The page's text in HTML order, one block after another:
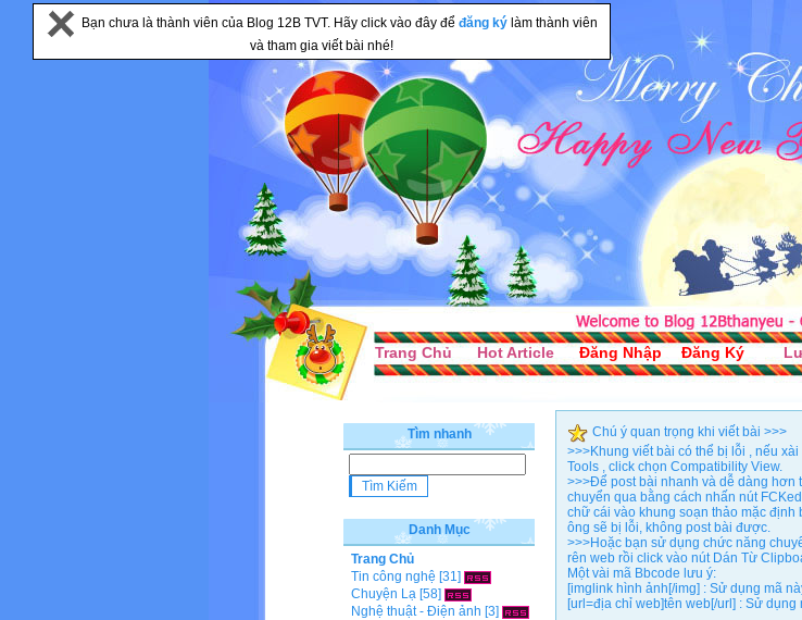
Bạn chưa là thành viên của Blog 12B TVT. Hãy click vào đây để đăng ký làm thành viên
và tham gia viết bài nhé!
Trang Chủ Hot Article Đăng Nhập Đăng Ký
Chú ý quan trọng khi viết bài >>>
>>>Khung viết bài có thể bị lỗi , nếu
Tools , click chọn Compatibility View.
>>>Để post bài nhanh và dễ dàng hơn
chuyển qua bằng cách nhấn nút
chữ cái vào khung soạn thảo mặc
ông sẽ bị lỗi, không post bài được.
>>>Hoặc bạn sử dụng chức năng
rên web rồi click vào nút Dán Từ
Một vài mã Bbcode lưu ý:
[imglink hình ảnh[/img] : Sử dụng mã
[url=địa chỉ web]tên web[/url] : Sử
Tìm nhanh
Danh Mục
Trang Chủ
Tin công nghệ [31]
Chuyện Lạ [58]
Nghệ thuật - Điện ảnh [3]